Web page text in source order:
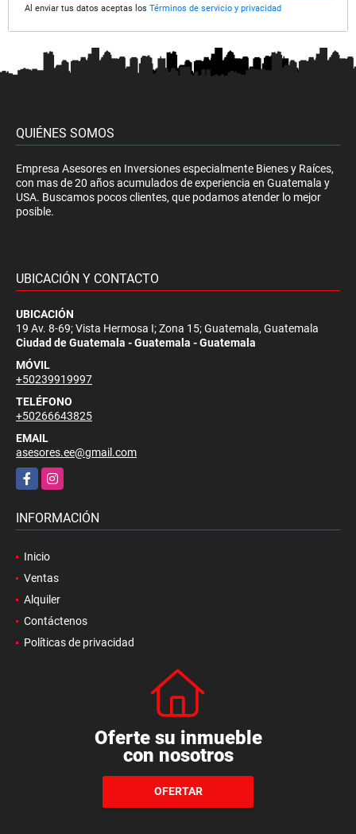
Al enviar tus datos aceptas los Términos de servicio y privacidad
QUIÉNES SOMOS
Empresa Asesores en Inversiones especialmente Bienes y Raíces,
con mas de 20 años acumulados de experiencia en Guatemala y
USA. Buscamos pocos clientes, que podamos atender lo mejor
posible.
UBICACIÓN Y CONTACTO
UBICACIÓN
19 Av. 8-69; Vista Hermosa I; Zona 15; Guatemala, Guatemala
Ciudad de Guatemala - Guatemala - Guatemala
MÓVIL
+50239919997
TELÉFONO
+50266643825
EMAIL
asesores.ee@gmail.com
FacebookInstagram
INFORMACIÓN
Inicio
Ventas
Alquiler
Contáctenos
Políticas de privacidad
Oferte su inmueble
con nosotros
OFERTAR